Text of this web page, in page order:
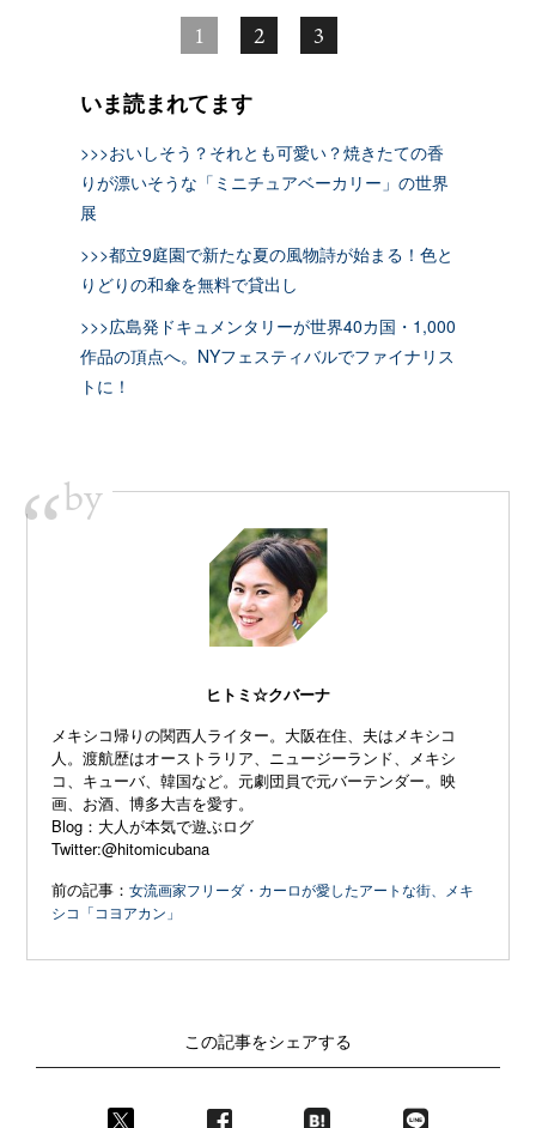
1 2 3
いま読まれてます
>>>おいしそう？それとも可愛い？焼きたての香
りが漂いそうな「ミニチュアベーカリー」の世界
展
>>>都立9庭園で新たな夏の風物詩が始まる！色と
りどりの和傘を無料で貸出し
>>>広島発ドキュメンタリーが世界40カ国・1,000
作品の頂点へ。NYフェスティバルでファイナリス
トに！
“by
ヒトミ☆クバーナ
メキシコ帰りの関西人ライター。大阪在住、夫はメキシコ
人。渡航歴はオーストラリア、ニュージーランド、メキシ
コ、キューバ、韓国など。元劇団員で元バーテンダー。映
画、お酒、博多大吉を愛す。
Blog： 大人が本気で遊ぶログ
Twitter:@hitomicubana
前の記事：女流画家フリーダ・カーロが愛したアートな街、メキ
シコ「コヨアカン」
この記事をシェアする